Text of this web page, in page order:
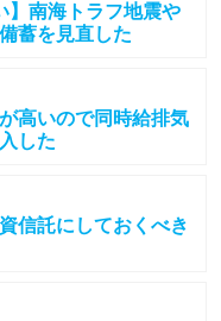
】南海トラフ地震や
蓄を見直した
高いので同時給排気
した
信託にしておくべき